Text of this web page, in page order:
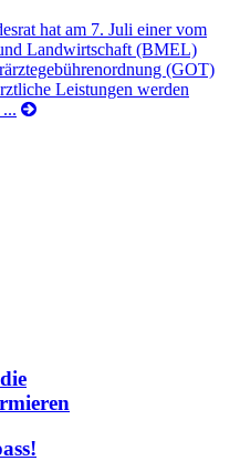
hat am 7. Juli einer vom
Landwirtschaft (BMEL)
(GOT)
Leistungen werden